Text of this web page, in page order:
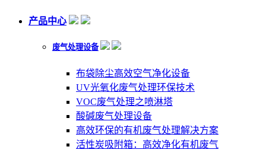
产品中心
废气处理设备
布袋除尘高效空气净化设备
UV光氧化废气处理环保技术
VOC废气处理之喷淋塔
酸碱废气处理设备
高效环保的有机废气处理解决方案
活性炭吸附箱：高效净化有机废气